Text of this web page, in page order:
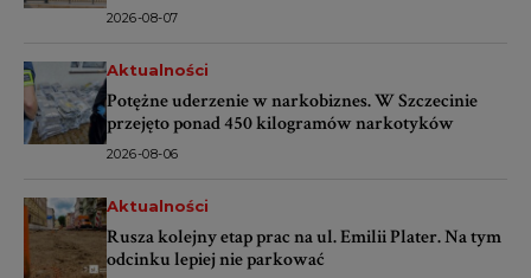
2026-08-07
Aktualności
Potężne uderzenie w narkobiznes. W Szczecinie
przejęto ponad 450 kilogramów narkotyków
2026-08-06
Aktualności
Rusza kolejny etap prac na ul. Emilii Plater. Na tym
odcinku lepiej nie parkować